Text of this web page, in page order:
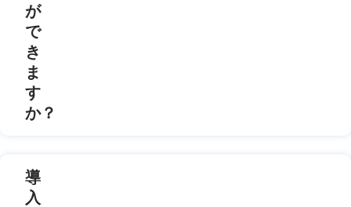
が
で
き
ま
す
か？
導
入